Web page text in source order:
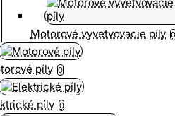
Motorové vyvetvovacie píly
píly 0
píly 0